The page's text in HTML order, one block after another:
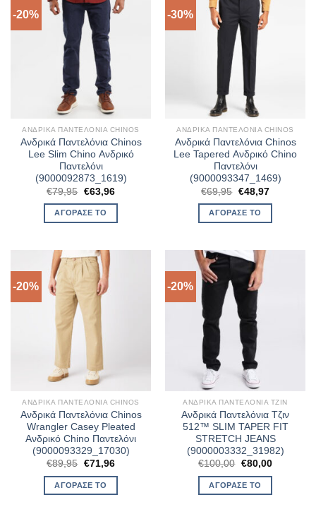
-20%
ΑΝΔΡΙΚΆ ΠΑΝΤΕΛΌΝΙΑ CHINOS
Ανδρικά Παντελόνια Chinos
Lee Slim Chino Ανδρικό
Παντελόνι
(9000092873_1619)
€79,95 Original
price
was:
€79,95.
€63,96Η
ΑΓΌΡΑΣΈ ΤΟ
-30%
ΑΝΔΡΙΚΆ ΠΑΝΤΕΛΌΝΙΑ CHINOS
Ανδρικά Παντελόνια Chinos
Lee Tapered Ανδρικό Chino
Παντελόνι
(9000093347_1469)
€69,95 Original
price
was:
€69,95.
€48,97Η
ΑΓΌΡΑΣΈ ΤΟ
-20%
ΑΝΔΡΙΚΆ ΠΑΝΤΕΛΌΝΙΑ CHINOS
Ανδρικά Παντελόνια Chinos
Wrangler Casey Pleated
Ανδρικό Chino Παντελόνι
(9000093329_17030)
€89,95 Original
was:
€89,95.
€71,96Η
ΑΓΌΡΑΣΈ ΤΟ
-20%
ΑΝΔΡΙΚΆ ΠΑΝΤΕΛΌΝΙΑ ΤΖΙΝ
Ανδρικά Παντελόνια Τζιν
512™ SLIM TAPER FIT
STRETCH JEANS
(9000003332_31982)
€100,00 Original
was:
€100,00.
€80,00Η
ΑΓΌΡΑΣΈ ΤΟ